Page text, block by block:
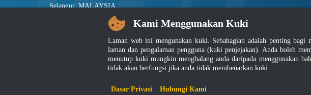
Selangor, MALAYSIA
Tel : +603-8008 2900
E-mel : central[at]jsm[dot]gov[dot]my
Total:
Penafian|Dasar Keselamatan
Kami Menggunakan Kuki
Laman web ini mengunakan kuki. Sebahagian adalah penting
laman dan pengalaman pengguna (kuki penjejakan). Anda boleh
menutup kuki mungkin menghalang anda daripada menggunakan
tidak akan berfungsi jika anda tidak membenarkan kuki.
Dasar Privasi Hubungi Kami